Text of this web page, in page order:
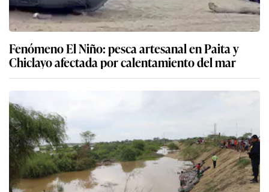
Fenómeno El Niño: pesca artesanal en Paita y
Chiclayo afectada por calentamiento del mar